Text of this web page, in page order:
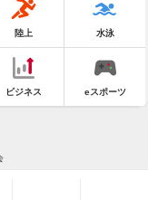
陸上 水泳
ビジネス eスポーツ